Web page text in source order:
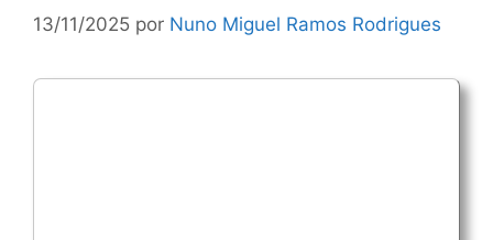
13/11/2025 por Nuno Miguel Ramos Rodrigues